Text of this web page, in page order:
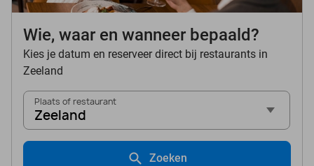
Wie, waar en wanneer bepaald?
Kies je datum en reserveer direct bij restaurants in
Zeeland
Plaats of restaurant
Zeeland
Zoeken